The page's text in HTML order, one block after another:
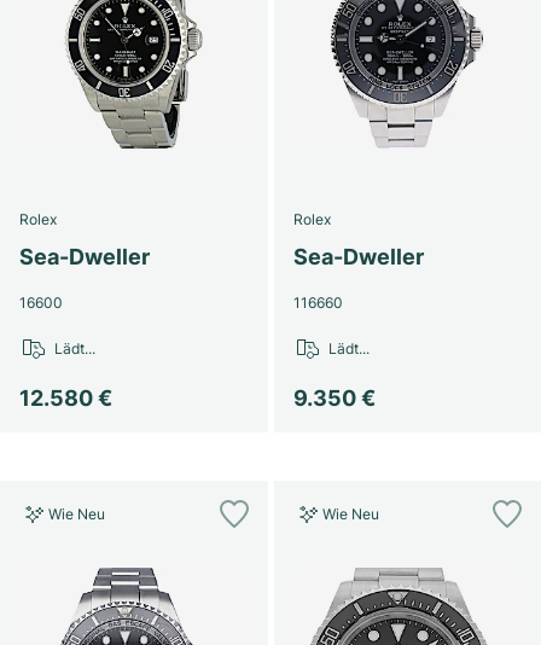
Rolex
Sea-Dweller
16600
12.580 €
Lädt...
Rolex
Sea-Dweller
116660
9.350 €
Lädt...
Wie Neu Wie Neu